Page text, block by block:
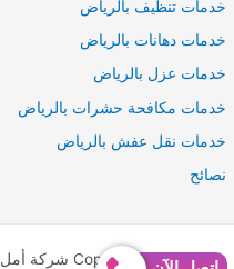
خدمات تنظيف بالرياض
خدمات دهانات بالرياض
خدمات عزل بالرياض
خدمات مكافحة حشرات بالرياض
خدمات نقل عفش بالرياض
نصائح
Copyright © 2026 شركة أمل المملكة | Powered by